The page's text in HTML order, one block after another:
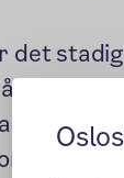
det
kunne
en
gjør